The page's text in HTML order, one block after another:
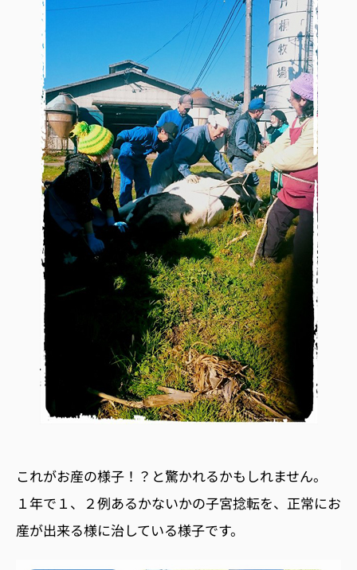
これがお産の様子！？と驚かれるかもしれません。
１年で１、２例あるかないかの子宮捻転を、正常にお
産が出来る様に治している様子です。